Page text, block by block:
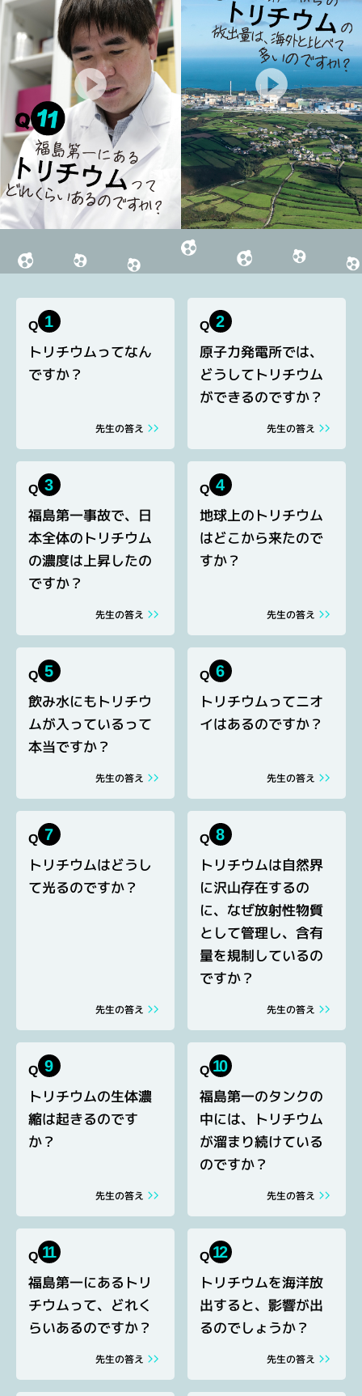
Q 1
トリチウムってなん
ですか？
先生の答え
Q 2
原子力発電所では、
どうしてトリチウム
ができるのですか？
先生の答え
Q 3
福島第一事故で、日
本全体のトリチウム
の濃度は上昇したの
ですか？
先生の答え
Q 4
地球上のトリチウム
はどこから来たので
すか？
先生の答え
Q 5
飲み水にもトリチウ
ムが入っているって
本当ですか？
先生の答え
Q 6
トリチウムってニオ
イはあるのですか？
先生の答え
Q 7
トリチウムはどうし
て光るのですか？
先生の答え
Q 8
トリチウムは自然界
に沢山存在するの
に、なぜ放射性物質
として管理し、含有
量を規制しているの
ですか？
先生の答え
Q 9
トリチウムの生体濃
縮は起きるのです
か？
先生の答え
Q 10
福島第一のタンクの
中には、トリチウム
が溜まり続けている
のですか？
先生の答え
Q 11
福島第一にあるトリ
チウムって、どれく
らいあるのですか？
先生の答え
Q 12
トリチウムを海洋放
出すると、影響が出
るのでしょうか？
先生の答え